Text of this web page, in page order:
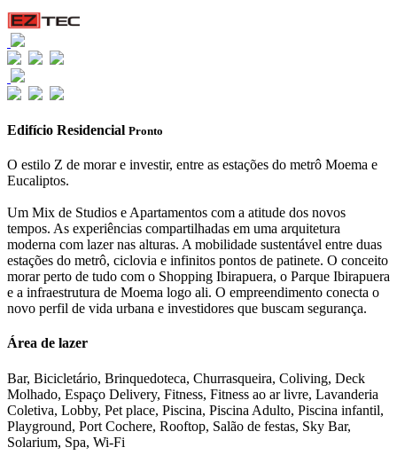
Edifício Residencial Pronto
O estilo Z de morar e investir, entre as estações do metrô Moema e
Eucaliptos.
Um Mix de Studios e Apartamentos com a atitude dos novos
tempos. As experiências compartilhadas em uma arquitetura
moderna com lazer nas alturas. A mobilidade sustentável entre duas
estações do metrô, ciclovia e infinitos pontos de patinete. O conceito
morar perto de tudo com o Shopping Ibirapuera, o Parque Ibirapuera
e a infraestrutura de Moema logo ali. O empreendimento conecta o
novo perfil de vida urbana e investidores que buscam segurança.
Área de lazer
Bar, Bicicletário, Brinquedoteca, Churrasqueira, Coliving, Deck
Molhado, Espaço Delivery, Fitness, Fitness ao ar livre, Lavanderia
Coletiva, Lobby, Pet place, Piscina, Piscina Adulto, Piscina infantil,
Playground, Port Cochere, Rooftop, Salão de festas, Sky Bar,
Solarium, Spa, Wi-Fi